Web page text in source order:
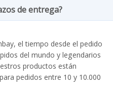
de entrega?
el tiempo desde el pedido
del mundo y legendarios
productos están
pedidos entre 10 y 10.000